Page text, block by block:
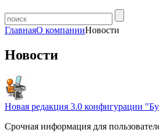
ГлавнаяО компанииНовости
Новости
Новая редакция 3.0 конфигурации
Срочная информация для